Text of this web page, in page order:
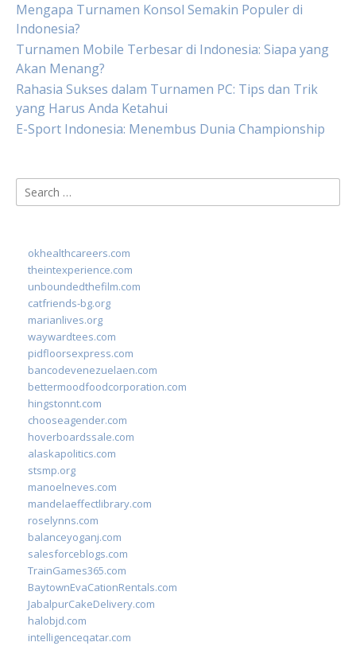
Mengapa Turnamen Konsol Semakin Populer di
Indonesia?
Turnamen Mobile Terbesar di Indonesia: Siapa yang
Akan Menang?
Rahasia Sukses dalam Turnamen PC: Tips dan Trik
yang Harus Anda Ketahui
E-Sport Indonesia: Menembus Dunia Championship
Search
for:
okhealthcareers.com
theintexperience.com
unboundedthefilm.com
catfriends-bg.org
marianlives.org
waywardtees.com
pidfloorsexpress.com
bancodevenezuelaen.com
bettermoodfoodcorporation.com
hingstonnt.com
chooseagender.com
hoverboardssale.com
alaskapolitics.com
stsmp.org
manoelneves.com
mandelaeffectlibrary.com
roselynns.com
balanceyoganj.com
salesforceblogs.com
TrainGames365.com
BaytownEvaCationRentals.com
JabalpurCakeDelivery.com
halobjd.com
intelligenceqatar.com